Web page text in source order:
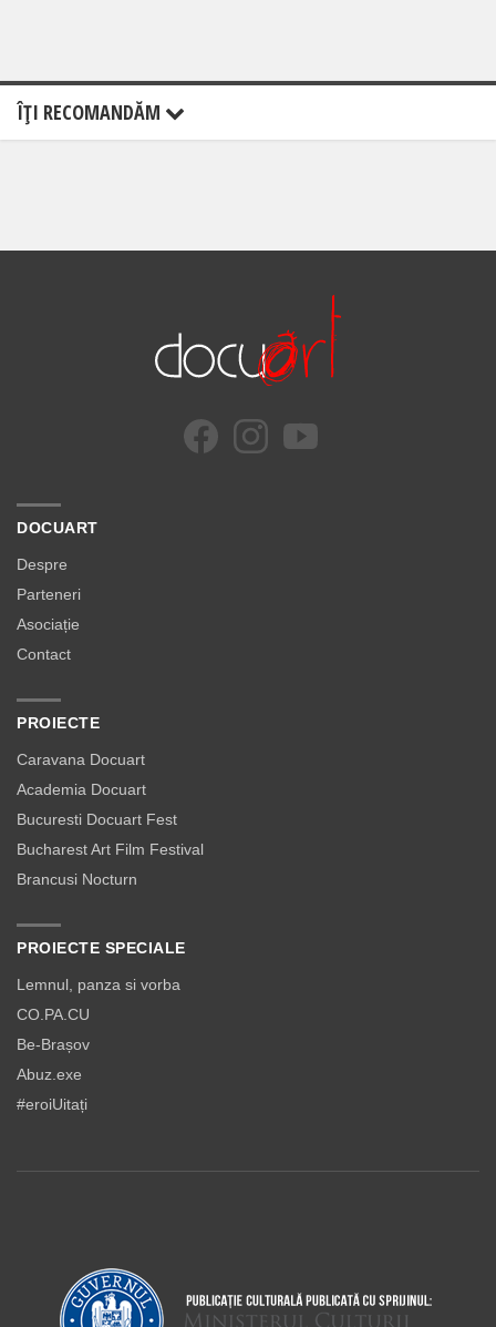
ÎŢI RECOMANDĂM
DOCUART
Despre
Parteneri
Asociație
Contact
PROIECTE
Caravana Docuart
Academia Docuart
Bucuresti Docuart Fest
Bucharest Art Film Festival
Brancusi Nocturn
PROIECTE SPECIALE
Lemnul, panza si vorba
CO.PA.CU
Be-Brașov
Abuz.exe
#eroiUitați